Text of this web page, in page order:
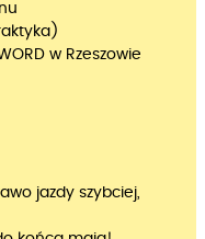
w Rzeszowie
jazdy szybciej,